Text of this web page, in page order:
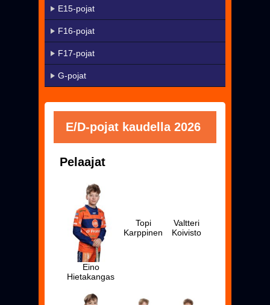
Jäseneksi - Hanki oma KaMa-korttisi!
E15-pojat
F16-pojat
F17-pojat
G-pojat
E/D-pojat kaudella 2026
Pelaajat
Eino
Hietakangas
Topi
Karppinen
Valtteri
Koivisto